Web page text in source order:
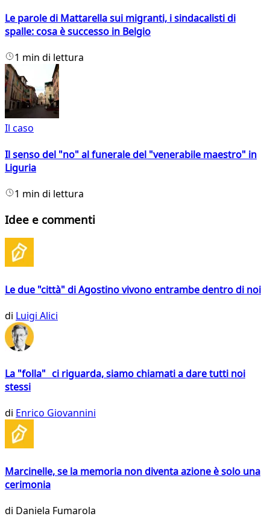
Le parole di Mattarella sui migranti, i sindacalisti di
spalle: cosa è successo in Belgio
1 min di lettura
Il caso
Il senso del "no" al funerale del "venerabile maestro" in
Liguria
1 min di lettura
Idee e commenti
Le due "città" di Agostino vivono entrambe dentro di noi
di Luigi Alici
La "folla" ci riguarda, siamo chiamati a dare tutti noi
stessi
di Enrico Giovannini
Marcinelle, se la memoria non diventa azione è solo una
cerimonia
di Daniela Fumarola